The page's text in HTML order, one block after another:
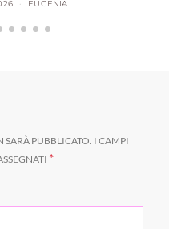
EUGENIA
PUBBLICATO. I CAMPI
*